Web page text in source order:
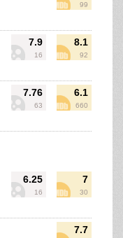
99
7.9
16
8.1
92
7.76
63
6.1
660
6.25
16
7
30
7.7